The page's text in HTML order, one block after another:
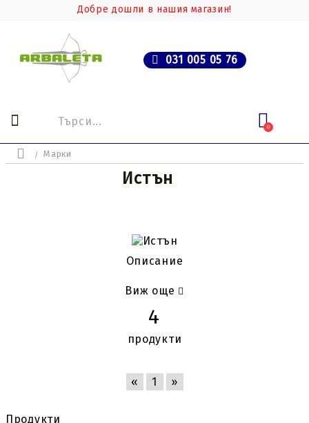
Добре дошли в нашия магазин!
031 005 05 76
0
Марки
Истън
Описание
Виж още
4
продукти
« 1 »
Продукти